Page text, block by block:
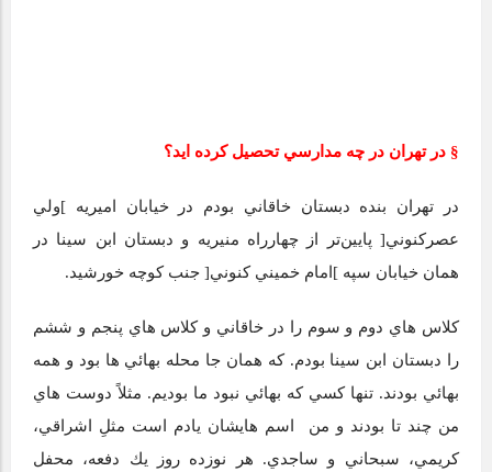
§ در تهران در چه مدارسي تحصيل كرده ‌ايد؟
در تهران بنده دبستان خاقاني بودم در خيابان اميريه ]ولي
‌عصركنوني[ پايين‌تر از چهارراه منيريه و دبستان ابن‌ سينا در
همان خيابان سپه ]امام خميني كنوني[ جنب كوچه خورشيد.
كلاس‌ هاي دوم و سوم را در خاقاني و كلاس ‌هاي پنجم و ششم
را دبستان ابن سينا بودم. كه همان ‌جا محله بهائي ‌ها بود و همه
بهائي بودند. تنها كسي كه بهائي نبود ما بوديم. مثلاً دوست ‌هاي
من چند تا بودند و من اسم ‌هايشان يادم است مثلِ اشراقي،
كريمي، سبحاني و ساجدي. هر نوزده روز يك دفعه، محفل